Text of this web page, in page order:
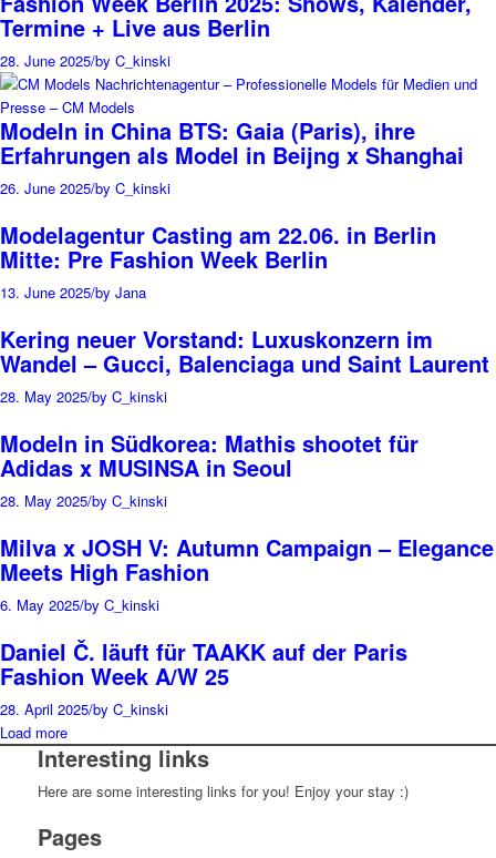
Termine + Live aus Berlin
28. June 2025/by C_kinski
Modeln in China BTS: Gaia (Paris), ihre
Erfahrungen als Model in Beijng x Shanghai
26. June 2025/by C_kinski
Modelagentur Casting am 22.06. in Berlin
Mitte: Pre Fashion Week Berlin
13. June 2025/by Jana
Kering neuer Vorstand: Luxuskonzern im
Wandel – Gucci, Balenciaga und Saint Laurent
28. May 2025/by C_kinski
Modeln in Südkorea: Mathis shootet für
Adidas x MUSINSA in Seoul
28. May 2025/by C_kinski
Milva x JOSH V: Autumn Campaign – Elegance
Meets High Fashion
6. May 2025/by C_kinski
Daniel Č. läuft für TAAKK auf der Paris
Fashion Week A/W 25
28. April 2025/by C_kinski
Load more
Interesting links
Here are some interesting links for you! Enjoy your stay :)
Pages